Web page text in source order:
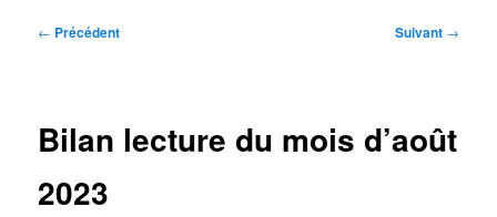
Navigation
← Précédent Suivant →
Bilan lecture du mois d’août
2023